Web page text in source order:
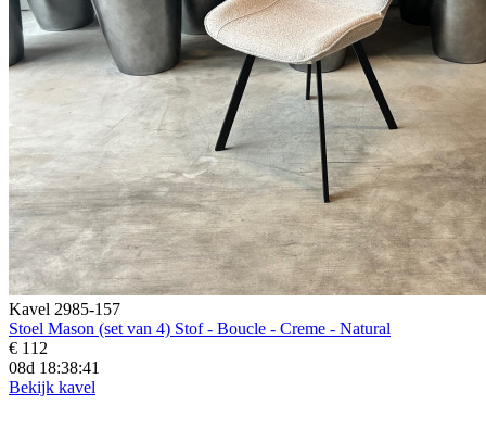
Kavel 2985-157
Stoel Mason (set van 4) Stof - Boucle - Creme - Natural
€ 112
08d 18:38:39
Bekijk kavel